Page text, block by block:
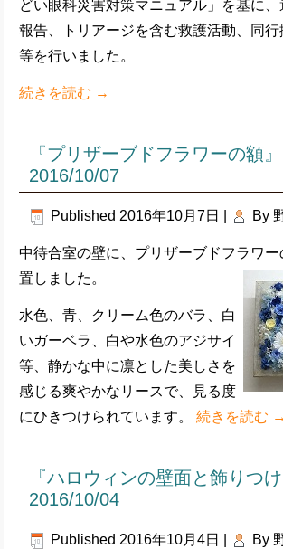
どい眼科災害対策マニュアル」を基に
報告、トリアージを含む救護活動、同
等を行いました。
続きを読む →
『プリザーブドフラワーの額
2016/10/07
Published 2016年10月7日 By
中待合室の壁に、プリザーブドフラワ
置しました。
水色、青、クリーム色のバラ、白
いガーベラ、白や水色のアジサイ
等、静かな中に凛とした美しさを
感じる爽やかなリースで、見る度
にひきつけられています。続きを読む →
『ハロウィンの壁面と飾りつ
2016/10/04
Published 2016年10月4日 By